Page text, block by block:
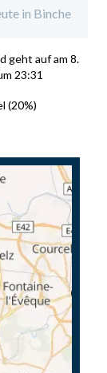
in Binche
geht auf am 8.
23:31
(20%)